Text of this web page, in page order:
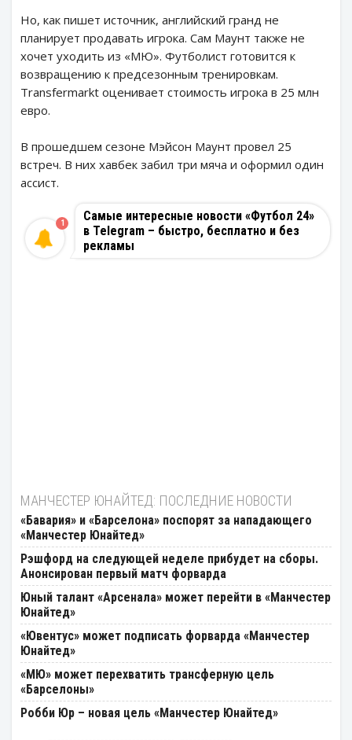
Но, как пишет источник, английский гранд не
планирует продавать игрока. Сам Маунт также не
хочет уходить из «МЮ». Футболист готовится к
возвращению к предсезонным тренировкам.
Transfermarkt оценивает стоимость игрока в 25 млн
евро.
В прошедшем сезоне Мэйсон Маунт провел 25
встреч. В них хавбек забил три мяча и оформил один
ассист.
Самые интересные новости «Футбол 24»
в Telegram – быстро, бесплатно и без
рекламы
1
МАНЧЕСТЕР ЮНАЙТЕД: ПОСЛЕДНИЕ НОВОСТИ
«Бавария» и «Барселона» поспорят за нападающего
«Манчестер Юнайтед»
Рэшфорд на следующей неделе прибудет на сборы.
Анонсирован первый матч форварда
Юный талант «Арсенала» может перейти в «Манчестер
Юнайтед»
«Ювентус» может подписать форварда «Манчестер
Юнайтед»
«МЮ» может перехватить трансферную цель
«Барселоны»
Робби Юр – новая цель «Манчестер Юнайтед»